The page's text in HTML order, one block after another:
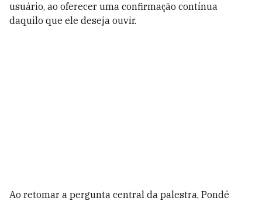
usuário, ao oferecer uma confirmação contínua
daquilo que ele deseja ouvir.
Ao retomar a pergunta central da palestra, Pondé